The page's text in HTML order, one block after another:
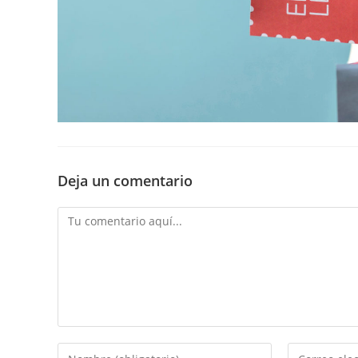
Deja un comentario
Comentario
Introducí Introducí